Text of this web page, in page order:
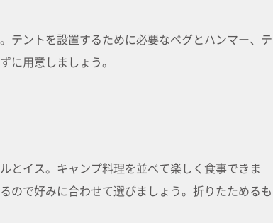
テントを設置するために必要なペグとハンマー、テ
に用意しましょう。
とイス。キャンプ料理を並べて楽しく食事できま
ので好みに合わせて選びましょう。折りたためるも